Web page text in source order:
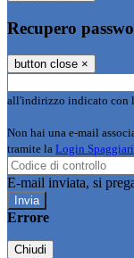
Recupero
button close ×
all'indirizzo indicato con
Non hai una e-mail
tramite la Login Spaggiari
E-mail inviata, si
Errore
Chiudi